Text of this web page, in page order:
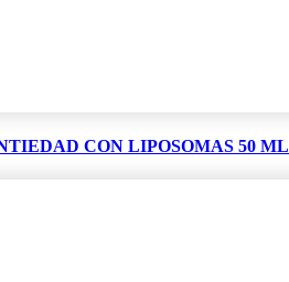
CON LIPOSOMAS 50 ML